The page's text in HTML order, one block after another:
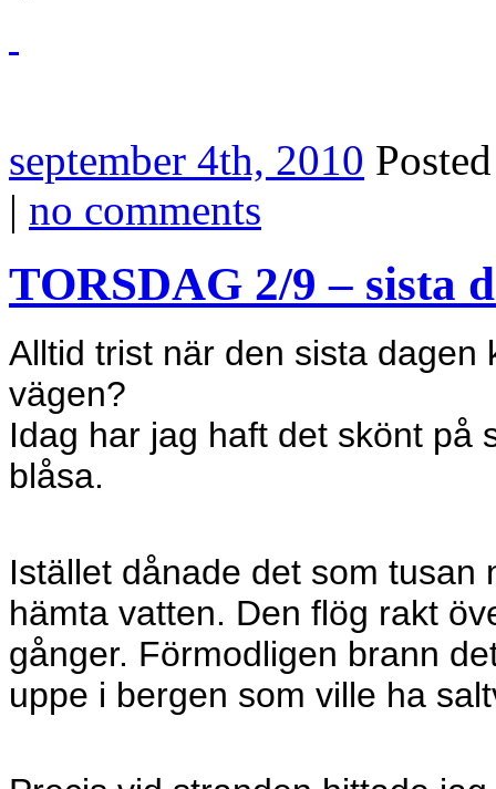
september 4th, 2010
| no comments
TORSDAG 2/9 – sista
Alltid trist när den sista dagen
vägen?
Idag har jag haft det skönt på
blåsa.
Istället dånade det som
hämta vatten. Den flög rakt
gånger. Förmodligen brann
uppe i bergen som ville ha